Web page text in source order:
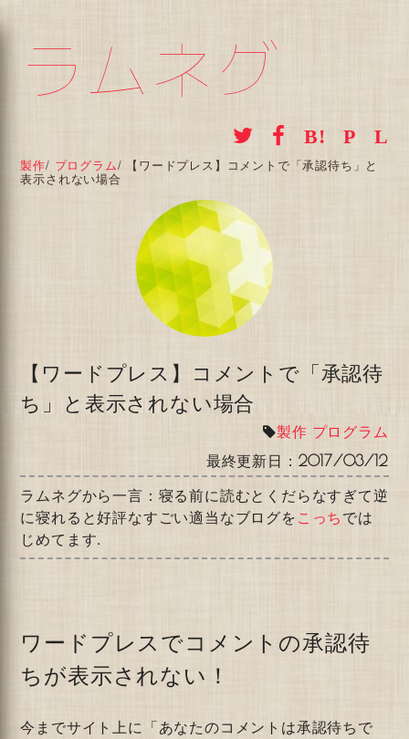
ラムネグ
製作/ プログラム/ 【ワードプレス】コメントで「承認待ち」と
表示されない場合
【ワードプレス】コメントで「承認待
ち」と表示されない場合
製作 プログラム
最終更新日： 2017/03/12
ラムネグから一言：寝る前に読むとくだらなすぎて逆
に寝れると好評なすごい適当なブログをこっちでは
じめてます.
ワードプレスでコメントの承認待
ちが表示されない！
今までサイト上に「あなたのコメントは承認待ちで